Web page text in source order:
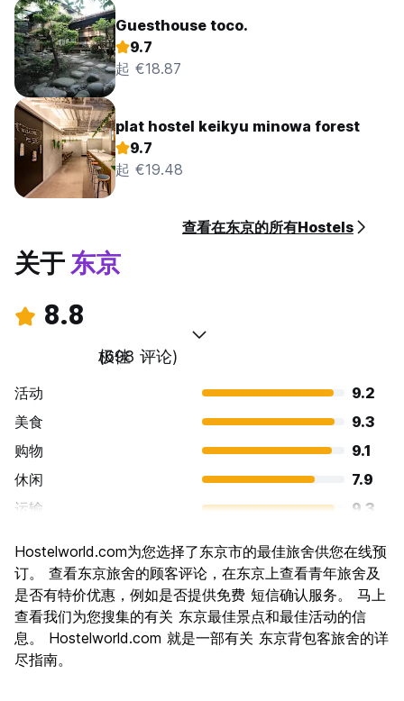
Guesthouse toco.
9.7
起 €18.87
plat hostel keikyu minowa forest
9.7
起 €19.48
查看在东京的所有Hostels
关于东京
8.8
极佳
(698 评论)
活动
9.2
美食
9.3
购物
9.1
休闲
7.9
运输
9.3
文化
9.3
夜生活
8.5
物有所值
7.5
Hostelworld.com为您选择了东京市的最佳旅舍供您在线预
订。 查看东京旅舍的顾客评论，在东京上查看青年旅舍及
是否有特价优惠，例如是否提供免费 短信确认服务。 马上
查看我们为您搜集的有关 东京最佳景点和最佳活动的信
息。 Hostelworld.com 就是一部有关 东京背包客旅舍的详
尽指南。